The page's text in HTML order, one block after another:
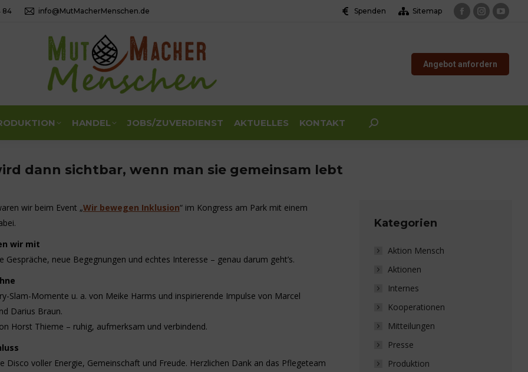
84 info@MutMacherMenschen.de Spenden Sitemap
Facebook
opens
in
Instagram
opens
in
opens
Angebot anfordern
HANDEL JOBS/ZUVERDIENST AKTUELLES KONTAKT Search:
dann sichtbar, wenn man sie gemeinsam lebt
wir beim Event „Wir bewegen Inklusion“ im Kongress am Park mit einem
wir mit
Gespräche, neue Begegnungen und echtes Interesse – genau darum geht’s.
Slam-Momente u. a. von Meike Harms und inspirierende Impulse von Marcel
Darius Braun.
Horst Thieme – ruhig, aufmerksam und verbindend.
Disco voller Energie, Gemeinschaft und Freude. Herzlichen Dank an das Pflegeteam
Kategorien
Aktion Mensch
Aktionen
Internes
Kooperationen
Mitteilungen
Presse
Produktion